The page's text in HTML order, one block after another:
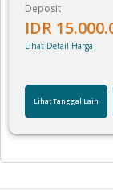
Deposit
IDR
Lihat Detail Harga
Lihat Tanggal Lain